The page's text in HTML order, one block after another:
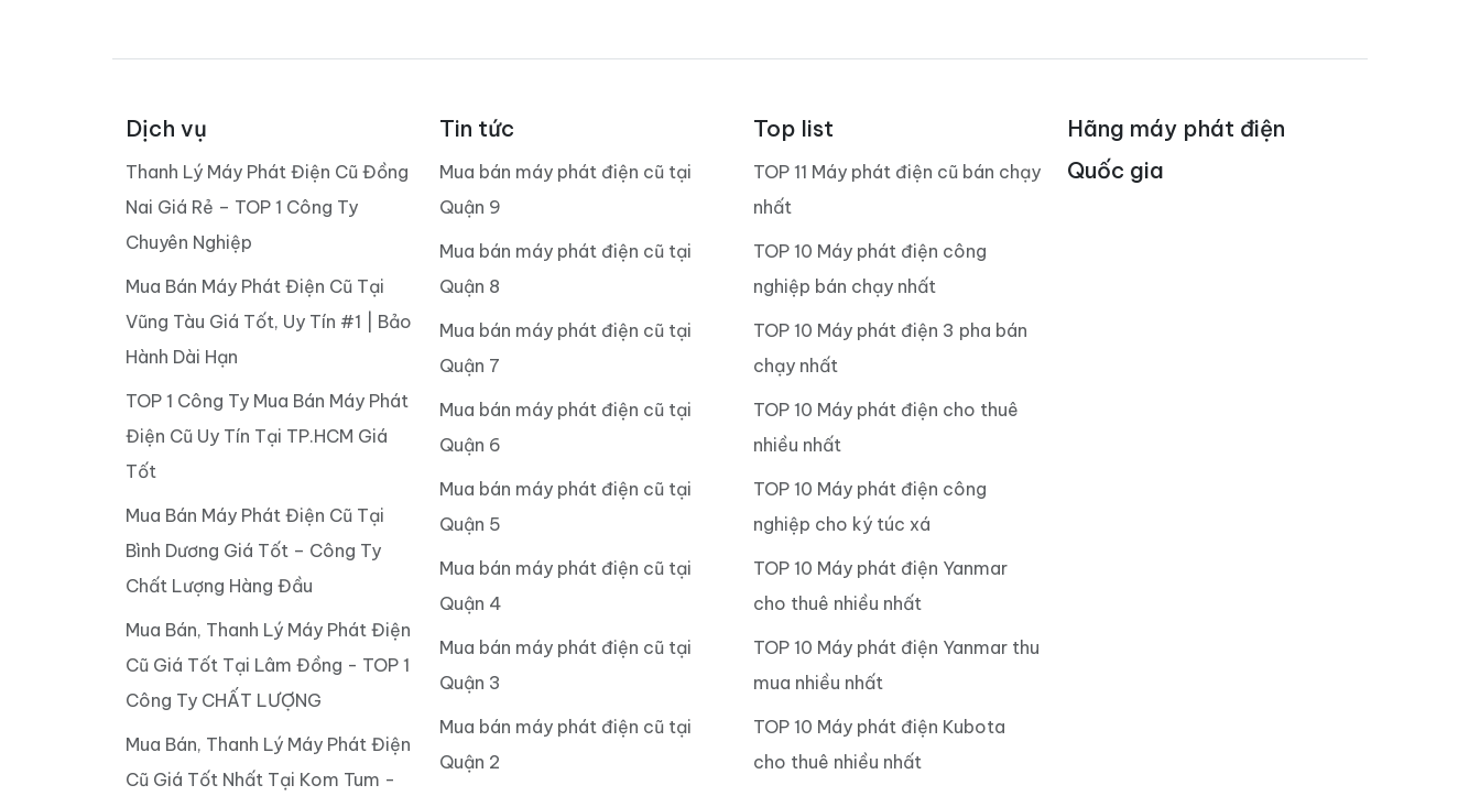
Dịch vụ
Thanh Lý Máy Phát Điện Cũ Đồng
Nai Giá Rẻ – TOP 1 Công Ty
Chuyên Nghiệp
Mua Bán Máy Phát Điện Cũ Tại
Vũng Tàu Giá Tốt, Uy Tín #1 | Bảo
Hành Dài Hạn
TOP 1 Công Ty Mua Bán Máy Phát
Điện Cũ Uy Tín Tại TP.HCM Giá
Tốt
Mua Bán Máy Phát Điện Cũ Tại
Bình Dương Giá Tốt – Công Ty
Chất Lượng Hàng Đầu
Mua Bán, Thanh Lý Máy Phát Điện
Cũ Giá Tốt Tại Lâm Đồng - TOP 1
Công Ty CHẤT LƯỢNG
Mua Bán, Thanh Lý Máy Phát Điện
Cũ Giá Tốt Nhất Tại Kom Tum -
Tin tức
Mua bán máy phát điện cũ tại
Quận 9
Mua bán máy phát điện cũ tại
Quận 8
Mua bán máy phát điện cũ tại
Quận 7
Mua bán máy phát điện cũ tại
Quận 6
Mua bán máy phát điện cũ tại
Quận 5
Mua bán máy phát điện cũ tại
Quận 4
Mua bán máy phát điện cũ tại
Quận 3
Mua bán máy phát điện cũ tại
Quận 2
Top list
TOP 11 Máy phát điện cũ bán chạy
nhất
TOP 10 Máy phát điện công
nghiệp bán chạy nhất
TOP 10 Máy phát điện 3 pha bán
chạy nhất
TOP 10 Máy phát điện cho thuê
nhiều nhất
TOP 10 Máy phát điện công
nghiệp cho ký túc xá
TOP 10 Máy phát điện Yanmar
cho thuê nhiều nhất
TOP 10 Máy phát điện Yanmar thu
mua nhiều nhất
TOP 10 Máy phát điện Kubota
cho thuê nhiều nhất
Hãng máy phát điện
Quốc gia